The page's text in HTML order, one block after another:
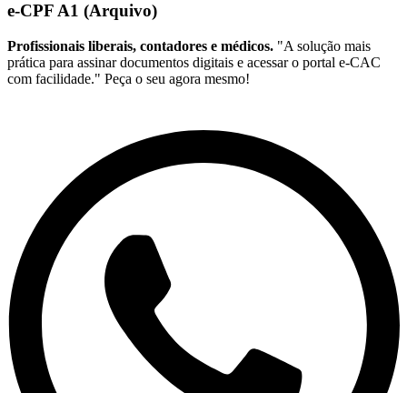
e-CPF A1 (Arquivo)
Profissionais liberais, contadores e médicos. "A solução mais
prática para assinar documentos digitais e acessar o portal e-CAC
com facilidade." Peça o seu agora mesmo!